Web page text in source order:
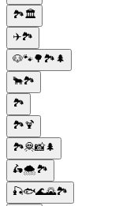
🏞️🏛️
✈️🏞️
🐶🐾🌳🏞️🌲
🐂🏞️
🏞️
🏞️🍹
🏞️🦧📸🌲
🛵🌨️🏞️
🎣🐟🌊🌄🏞️